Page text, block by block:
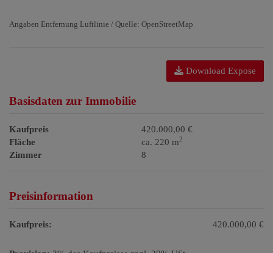
Angaben Entfernung Luftlinie / Quelle: OpenStreetMap
Download Expose
Basisdaten zur Immobilie
Kaufpreis
420.000,00 €
Fläche
ca. 220 m2
Zimmer 8
Preisinformation
Kaufpreis: 420.000,00 €